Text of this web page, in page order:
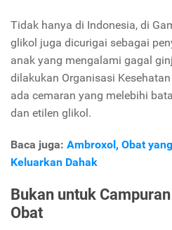
Tidak hanya di Indonesia, di
glikol juga dicurigai sebagai
anak yang mengalami gagal
dilakukan Organisasi
ada cemaran yang melebihi
dan etilen glikol.
Baca juga: Ambroxol, Obat
Keluarkan Dahak
Bukan untuk
Obat